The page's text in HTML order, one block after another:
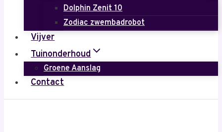
Dolphin Zenit 10
Zodiac zwembadrobot
Vijver
Tuinonderhoud
Groene Aanslag
Contact